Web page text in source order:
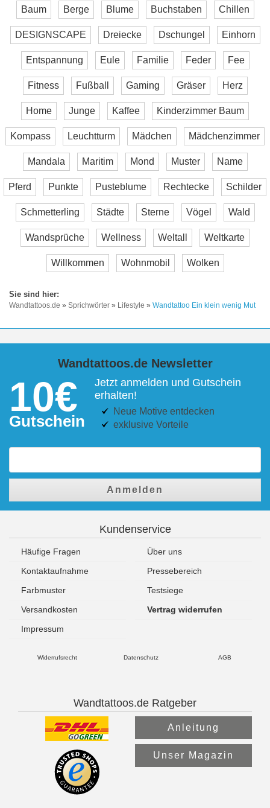
Baum Berge Blume Buchstaben Chillen
DESIGNSCAPE Dreiecke Dschungel Einhorn
Entspannung Eule Familie Feder Fee
Fitness Fußball Gaming Gräser Herz
Home Junge Kaffee Kinderzimmer Baum
Kompass Leuchtturm Mädchen Mädchenzimmer
Mandala Maritim Mond Muster Name
Pferd Punkte Pusteblume Rechtecke Schilder
Schmetterling Städte Sterne Vögel Wald
Wandsprüche Wellness Weltall Weltkarte
Willkommen Wohnmobil Wolken
Wandtattoos.de » Sprichwörter » Lifestyle » Wandtattoo Ein klein wenig Mut
Wandtattoos.de Newsletter
10€
Gutschein
Jetzt anmelden und Gutschein
erhalten!
Neue Motive entdecken
exklusive Vorteile
Anmelden
Kundenservice
Häufige Fragen
Über uns
Kontaktaufnahme
Pressebereich
Farbmuster
Testsiege
Versandkosten
Vertrag widerrufen
Impressum
Widerrufsrecht Datenschutz AGB
Wandtattoos.de Ratgeber
Anleitung
Unser Magazin